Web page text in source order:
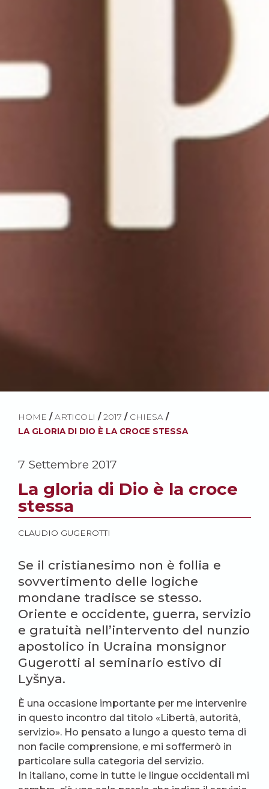
HOME / ARTICOLI / 2017 / CHIESA /
LA GLORIA DI DIO È LA CROCE STESSA
7 Settembre 2017
La gloria di Dio è la croce
stessa
CLAUDIO GUGEROTTI
Se il cristianesimo non è follia e
sovvertimento delle logiche
mondane tradisce se stesso.
Oriente e occidente, guerra, servizio
e gratuità nell’intervento del nunzio
apostolico in Ucraina monsignor
Gugerotti al seminario estivo di
Lyšnya.
È una occasione importante per me intervenire
in questo incontro dal titolo «Libertà, autorità,
servizio». Ho pensato a lungo a questo tema di
non facile comprensione, e mi soffermerò in
particolare sulla categoria del servizio.
In italiano, come in tutte le lingue occidentali mi